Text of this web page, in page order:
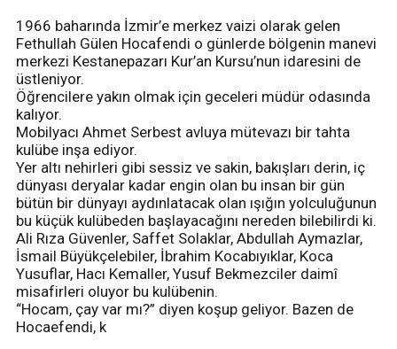
1966 baharında İzmir’e merkez vaizi olarak gelen
Fethullah Gülen Hocafendi o günlerde bölgenin manevi
merkezi Kestanepazarı Kur’an Kursu’nun idaresini de
üstleniyor.
Öğrencilere yakın olmak için geceleri müdür odasında
kalıyor.
Mobilyacı Ahmet Serbest avluya mütevazı bir tahta
kulübe inşa ediyor.
Yer altı nehirleri gibi sessiz ve sakin, bakışları derin, iç
dünyası deryalar kadar engin olan bu insan bir gün
bütün bir dünyayı aydınlatacak olan ışığın yolculuğunun
bu küçük kulübeden başlayacağını nereden bilebilirdi ki.
Ali Rıza Güvenler, Saffet Solaklar, Abdullah Aymazlar,
İsmail Büyükçelebiler, İbrahim Kocabıyıklar, Koca
Yusuflar, Hacı Kemaller, Yusuf Bekmezciler daimî
misafirleri oluyor bu kulübenin.
“Hocam, çay var mı?” diyen koşup geliyor. Bazen de
Hocaefendi, k